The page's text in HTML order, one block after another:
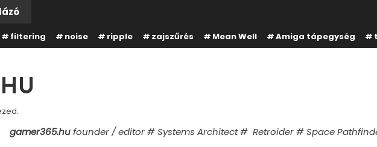
filtering noise ripple zajszűrés Mean Well Amiga tápegység
gamer365.hufounder / editor # Systems Architect # Retroider # Space